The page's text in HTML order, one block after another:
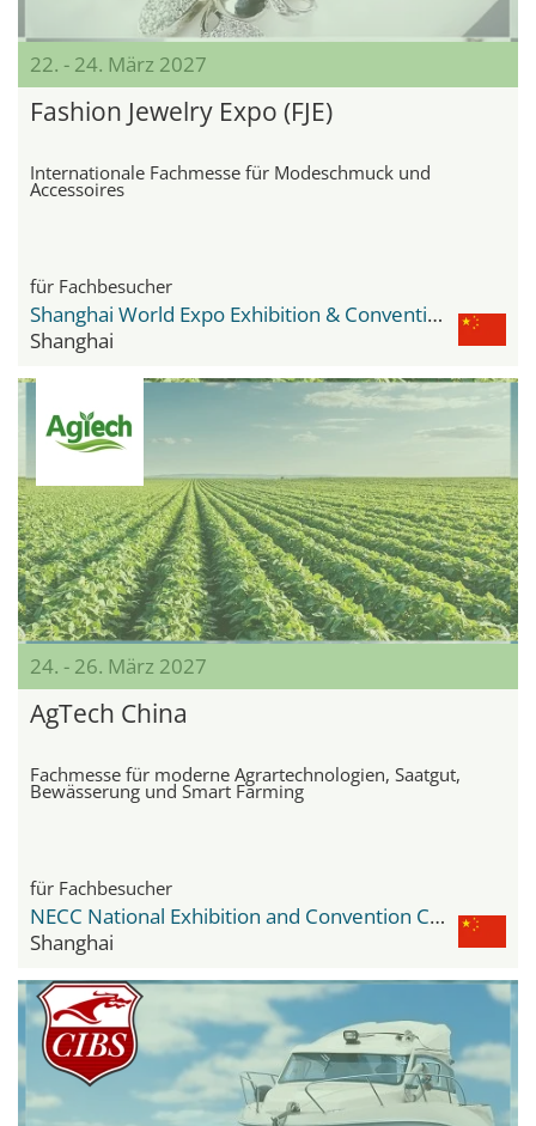
22. - 24. März 2027
Fashion Jewelry Expo (FJE)
Internationale Fachmesse für Modeschmuck und
Accessoires
für Fachbesucher
Shanghai World Expo Exhibition & Convention Center
Shanghai
24. - 26. März 2027
AgTech China
Fachmesse für moderne Agrartechnologien, Saatgut,
Bewässerung und Smart Farming
für Fachbesucher
NECC National Exhibition and Convention Center
Shanghai